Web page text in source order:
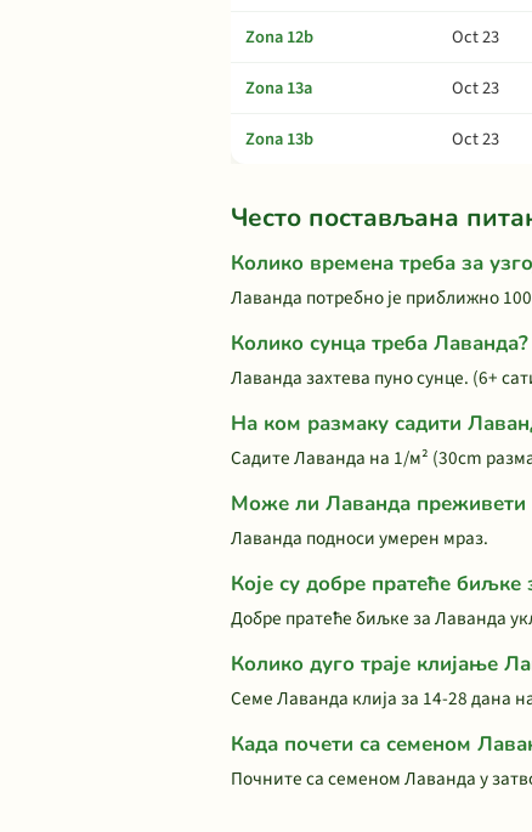
Zona 12b
Oct 23
Zona 13a
Oct 23
Zona 13b
Oct 23
Често постављана
Колико времена треба за
Лаванда потребно је приближно
Колико сунца треба Лаванда?
Лаванда захтева пуно сунце. (6+
На ком размаку садити
Садите Лаванда на 1/м² (30cm
Може ли Лаванда преживети
Лаванда подноси умерен мраз.
Које су добре пратеће биљке
Добре пратеће биљке за Лаванда
Колико дуго траје клијање
Семе Лаванда клија за 14-28 дана
Када почети са семеном
Почните са семеном Лаванда у